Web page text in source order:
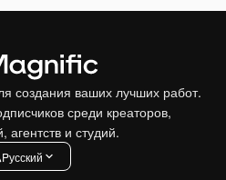
создания ваших лучших работ.
среди креаторов,
агентств и студий.
Pусский